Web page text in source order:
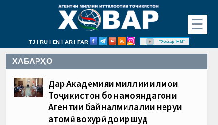
☰
TJ | RU | EN | AR | FAR "Ховар FM"
ХАБАРҲО
Дар Академияи миллии илмҳои
Тоҷикистон бо намояндагони
Агентии байналмилалии неруи
атомӣ вохурӣ доир шуд